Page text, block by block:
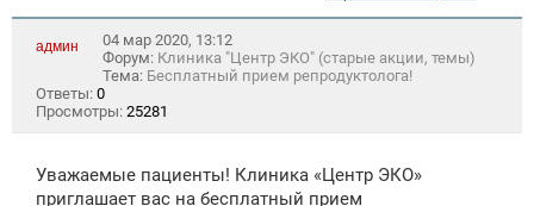
админ
04 мар 2020, 13:12
Форум: Клиника "Центр ЭКО" (старые акции, темы)
Тема: Бесплатный прием репродуктолога!
Ответы: 0
Просмотры: 25281
Уважаемые пациенты! Клиника «Центр ЭКО»
приглашает вас на бесплатный прием